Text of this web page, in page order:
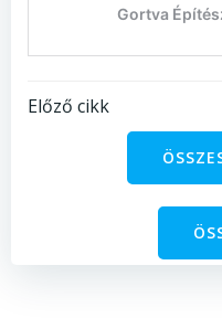
navigáció
Előző cikk